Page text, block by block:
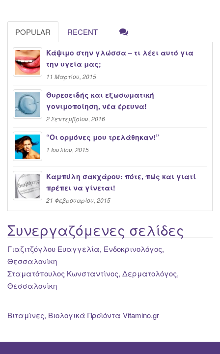
POPULAR RECENT
Κάψιμο στην γλώσσα – τι λέει αυτό για
την υγεία μας;
11 Μαρτίου, 2015
Θυρεοειδής και εξωσωματική
γονιμοποίηση, νέα έρευνα!
2 Σεπτεμβρίου, 2016
“Oι ορμόνες μου τρελάθηκαν!”
1 Ιουλίου, 2015
Καμπύλη σακχάρου: πότε, πώς και γιατί
πρέπει να γίνεται!
21 Φεβρουαρίου, 2015
Συνεργαζόμενες σελίδες
Γιαζιτζόγλου Ευαγγελία, Ενδοκρινολόγος,
Θεσσαλονίκη
Σταματόπουλος Κωνσταντίνος, Δερματολόγος,
Θεσσαλονίκη
Βιταμίνες, Βιολογικά Προϊόντα Vitamino.gr